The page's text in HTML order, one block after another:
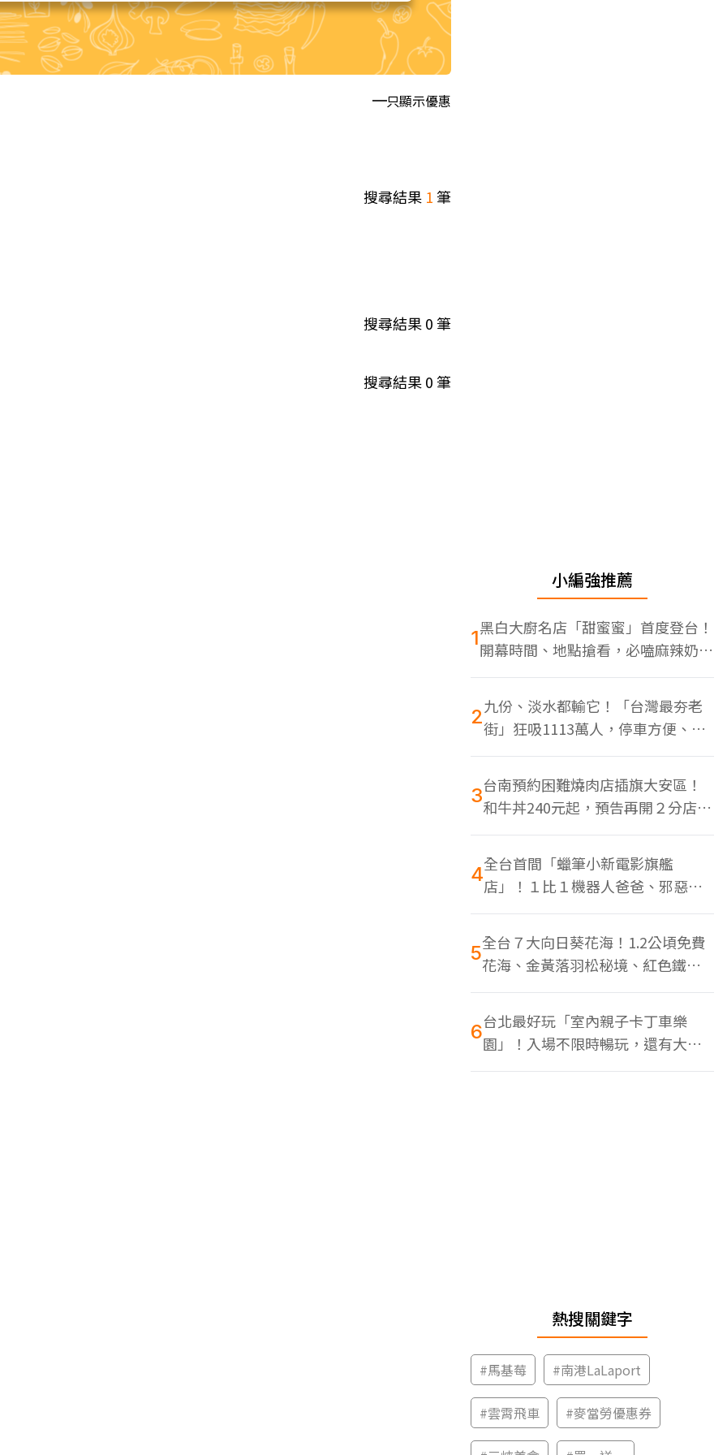
只顯示優惠
搜尋結果 1筆
搜尋結果0筆
搜尋結果0筆
小編強推薦
1黑白大廚名店「甜蜜蜜」首度登台！
開幕時間、地點搶看，必嗑麻辣奶油
蝦
2九份、淡水都輸它！「台灣最夯老
街」狂吸1113萬人，停車方便、特
色美食多
3台南預約困難燒肉店插旗大安區！
和牛丼240元起，預告再開２分店、
地點曝光
4全台首間「蠟筆小新電影旗艦
店」！１比１機器人爸爸、邪惡正
男，百款周邊買翻
5全台７大向日葵花海！1.2公頃免費
花海、金黃落羽松秘境、紅色鐵橋
同框
6台北最好玩「室內親子卡丁車樂
園」！入場不限時暢玩，還有大螢
幕Switch遊戲區
熱搜關鍵字
#馬基莓 #南港LaLaport
#雲霄飛車 #麥當勞優惠券